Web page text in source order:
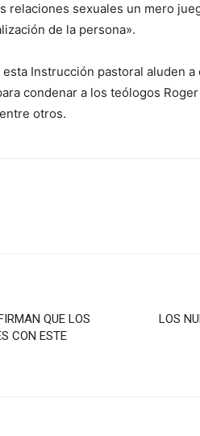
relaciones sexuales un mero
de la persona».
Instrucción pastoral aluden
condenar a los teólogos
otros.
QUE LOS
CON ESTE
LOS